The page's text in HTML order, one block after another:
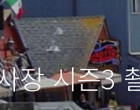
장 시즌3